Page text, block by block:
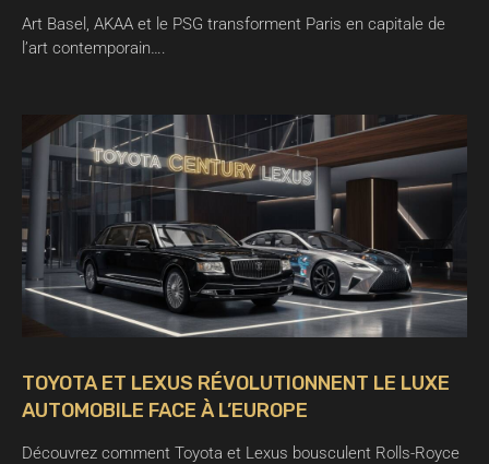
Art Basel, AKAA et le PSG transforment Paris en capitale de
l’art contemporain….
TOYOTA ET LEXUS RÉVOLUTIONNENT LE LUXE
AUTOMOBILE FACE À L’EUROPE
Découvrez comment Toyota et Lexus bousculent Rolls-Royce